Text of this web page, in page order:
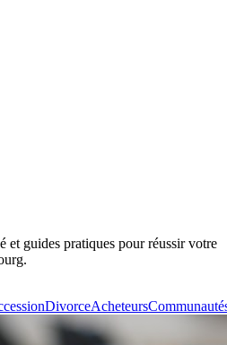
et guides pratiques pour réussir votre
DivorceAcheteurs